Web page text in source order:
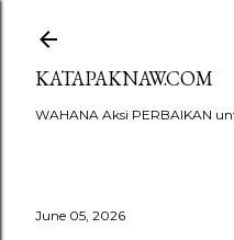
KATAPAKNAW.COM
WAHANA Aksi PERBAIKAN
June 05, 2026